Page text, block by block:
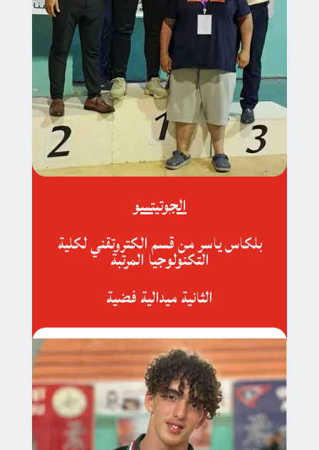
الجوتيتسو
بلكاس ياسر من قسم الكتروتقني لكلية
التكنولوجيا المرتبة
الثانية ميدالية فضية